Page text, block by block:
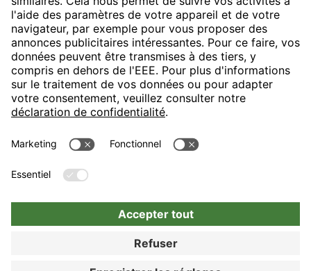
H-Hotels.com sponsorise le club de football suivant
Suivez les nouveautés et informations de H-Hotels.com sur les